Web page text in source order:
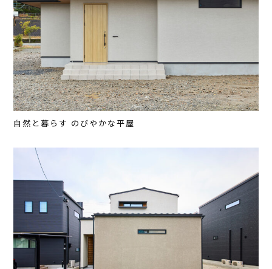
自然と暮らす のびやかな平屋